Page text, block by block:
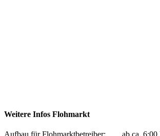
Weitere Infos Flohmarkt